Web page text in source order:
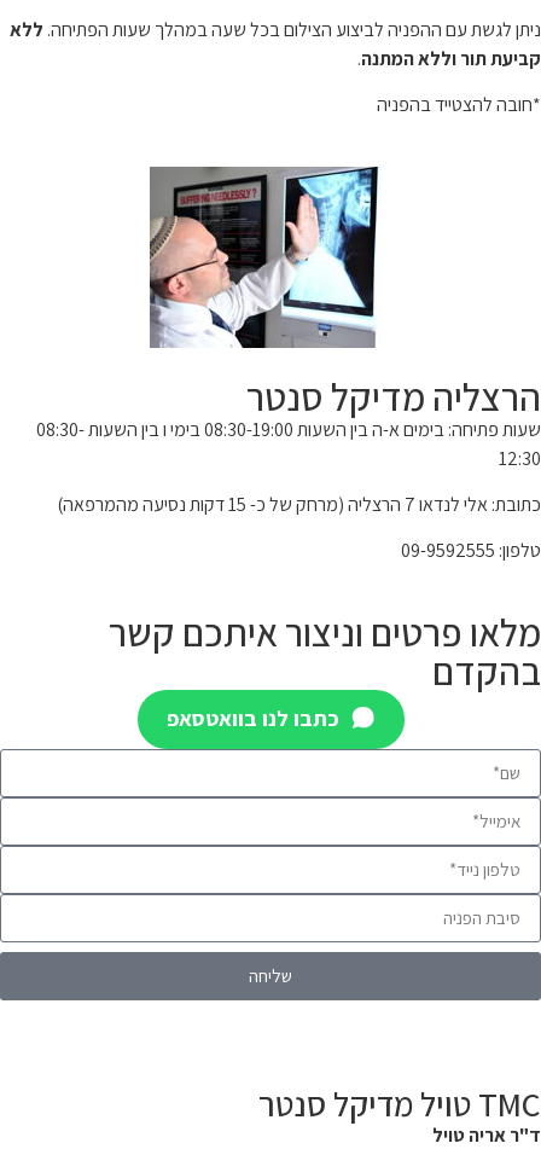
ניתן לגשת עם ההפניה לביצוע הצילום בכל שעה במהלך שעות הפתיחה. ללא
קביעת תור וללא המתנה.
*חובה להצטייד בהפניה
הרצליה מדיקל סנטר
שעות פתיחה: בימים א-ה בין השעות 08:30-19:00 בימי ו בין השעות 08:30-
12:30
כתובת: אלי לנדאו 7 הרצליה (מרחק של כ- 15 דקות נסיעה מהמרפאה)
טלפון: 09-9592555
מלאו פרטים וניצור איתכם קשר
בהקדם
כתבו לנו בוואטסאפ
שליחה
TMC טויל מדיקל סנטר
ד"ר אריה טויל